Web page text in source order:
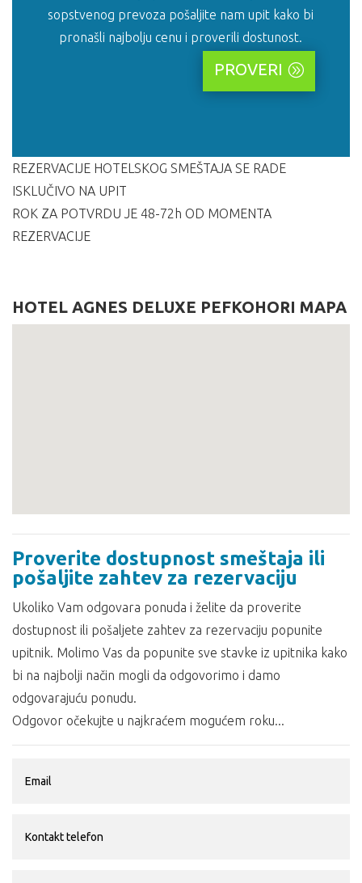
sopstvenog prevoza pošaljite nam upit kako bi
pronašli najbolju cenu i proverili dostunost.
PROVERI
REZERVACIJE HOTELSKOG SMEŠTAJA SE RADE
ISKLUČIVO NA UPIT
ROK ZA POTVRDU JE 48-72h OD MOMENTA
REZERVACIJE
HOTEL AGNES DELUXE PEFKOHORI MAPA
Proverite dostupnost smeštaja ili
pošaljite zahtev za rezervaciju
Ukoliko Vam odgovara ponuda i želite da proverite
dostupnost ili pošaljete zahtev za rezervaciju popunite
upitnik. Molimo Vas da popunite sve stavke iz upitnika kako
bi na najbolji način mogli da odgovorimo i damo
odgovarajuću ponudu.
Odgovor očekujte u najkraćem mogućem roku...